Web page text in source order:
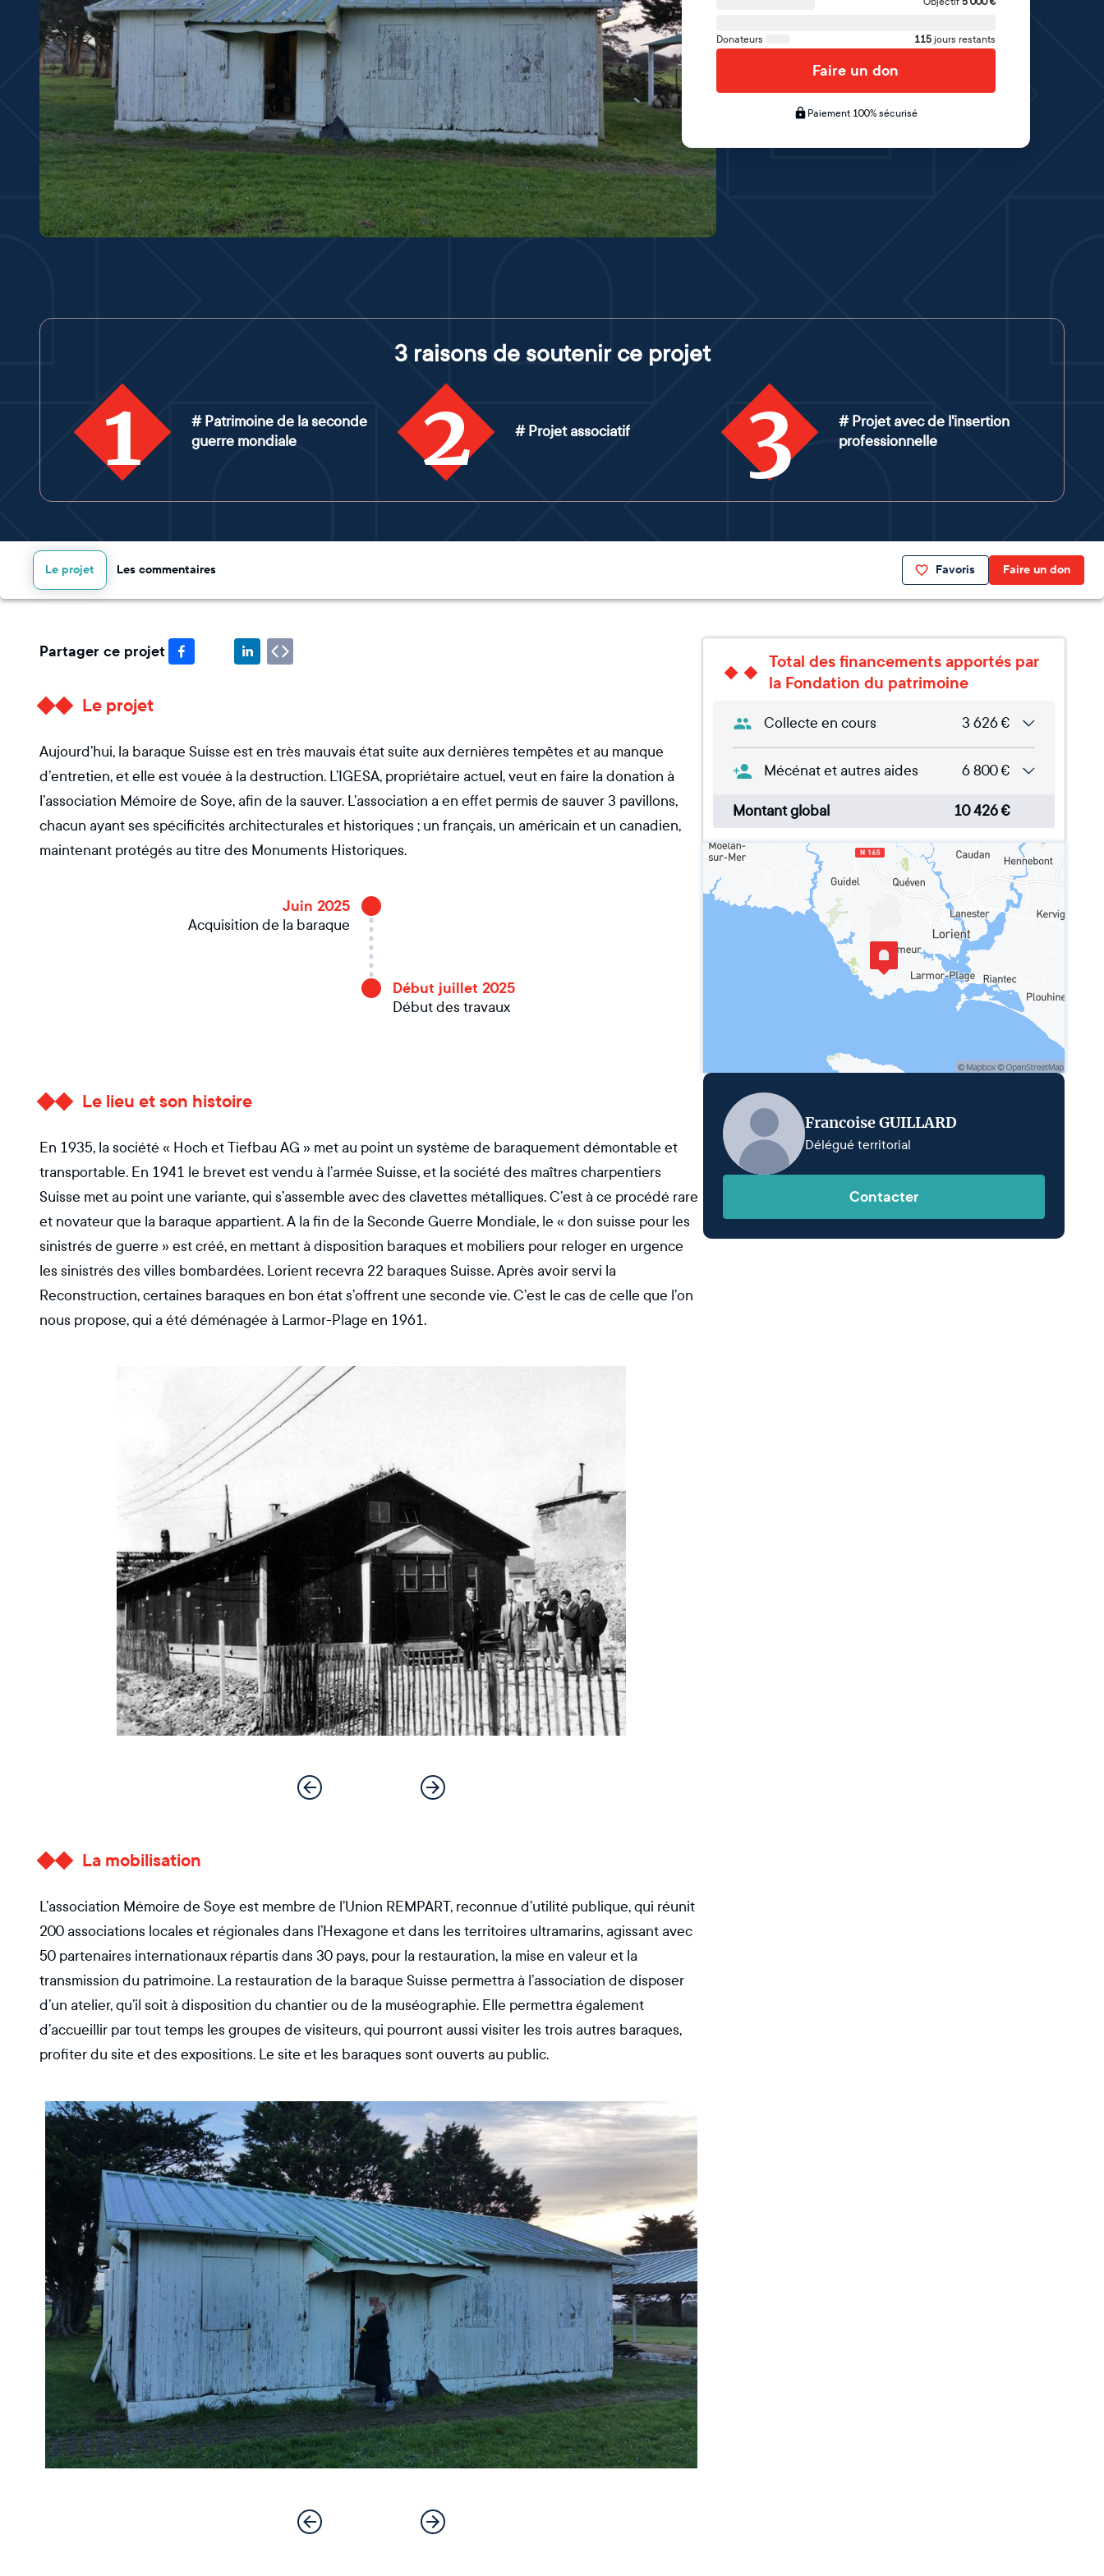
Donateurs 115 jours restants
Faire un don
Paiement 100% sécurisé
3 raisons de soutenir ce projet
1
# Patrimoine de la seconde
guerre mondiale
2 # Projet associatif 3
# Projet avec de l'insertion
professionnelle
Favoris Faire un don
Le projet Les commentaires
Partager ce projet
Le projet
Aujourd’hui, la baraque Suisse est en très mauvais état suite aux dernières tempêtes et au manque
d’entretien, et elle est vouée à la destruction. L’IGESA, propriétaire actuel, veut en faire la donation à
l’association Mémoire de Soye, afin de la sauver. L’association a en effet permis de sauver 3 pavillons,
chacun ayant ses spécificités architecturales et historiques ; un français, un américain et un canadien,
maintenant protégés au titre des Monuments Historiques.
Juin 2025
Acquisition de la baraque
Début juillet 2025
Début des travaux
Le lieu et son histoire
En 1935, la société « Hoch et Tiefbau AG » met au point un système de baraquement démontable et
transportable. En 1941 le brevet est vendu à l’armée Suisse, et la société des maîtres charpentiers
Suisse met au point une variante, qui s’assemble avec des clavettes métalliques. C’est à ce procédé rare
et novateur que la baraque appartient. A la fin de la Seconde Guerre Mondiale, le « don suisse pour les
sinistrés de guerre » est créé, en mettant à disposition baraques et mobiliers pour reloger en urgence
les sinistrés des villes bombardées. Lorient recevra 22 baraques Suisse. Après avoir servi la
Reconstruction, certaines baraques en bon état s’offrent une seconde vie. C’est le cas de celle que l’on
nous propose, qui a été déménagée à Larmor-Plage en 1961.
La mobilisation
L’association Mémoire de Soye est membre de l’Union REMPART, reconnue d’utilité publique, qui réunit
200 associations locales et régionales dans l’Hexagone et dans les territoires ultramarins, agissant avec
50 partenaires internationaux répartis dans 30 pays, pour la restauration, la mise en valeur et la
transmission du patrimoine. La restauration de la baraque Suisse permettra à l’association de disposer
d’un atelier, qu’il soit à disposition du chantier ou de la muséographie. Elle permettra également
d’accueillir par tout temps les groupes de visiteurs, qui pourront aussi visiter les trois autres baraques,
profiter du site et des expositions. Le site et les baraques sont ouverts au public.
Total des financements apportés par
la Fondation du patrimoine
Collecte en cours 3 626€
Mécénat et autres aides 6 800€
Montant global 10 426€
Francoise GUILLARD
Délégué territorial
Contacter